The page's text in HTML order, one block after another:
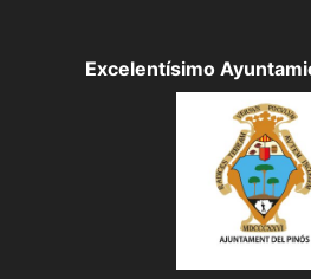
Excelentísimo